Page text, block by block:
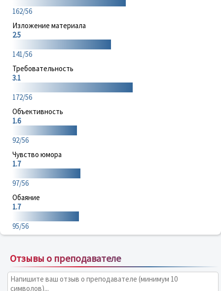
162/56
Изложение материала
2.5
141/56
Требовательность
3.1
172/56
Объективность
1.6
92/56
Чувство юмора
1.7
97/56
Обаяние
1.7
95/56
Отзывы о преподавателе